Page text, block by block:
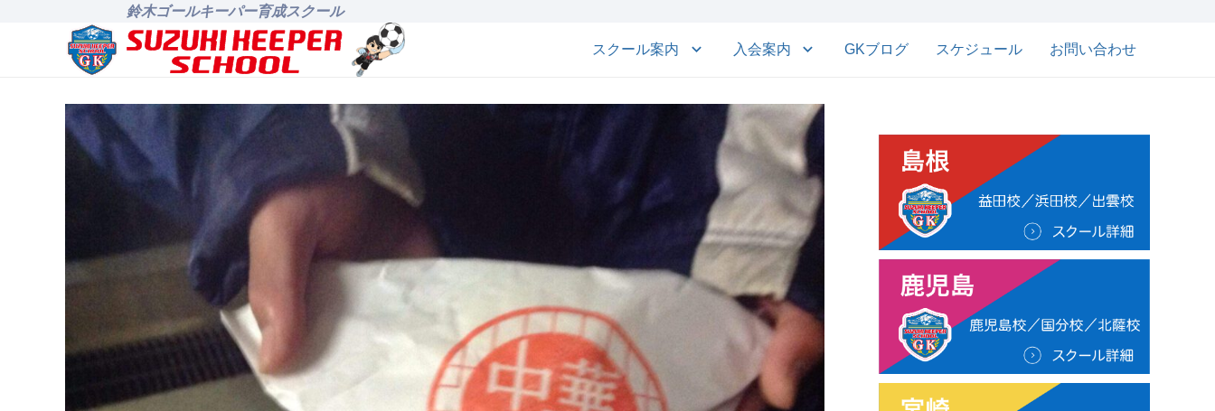
鈴木ゴールキーパー育成スクール
スクール案内 入会案内 GKブログ スケジュール お問い合わせ